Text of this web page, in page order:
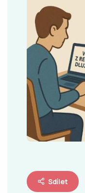
Sdílet